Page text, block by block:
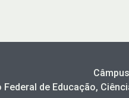
Federal de Educação,